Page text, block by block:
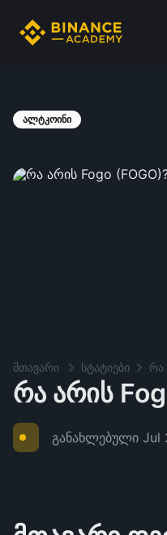
ალტკოინი
მთავარი სტატიები რა
რა არის
განახლებული Jul